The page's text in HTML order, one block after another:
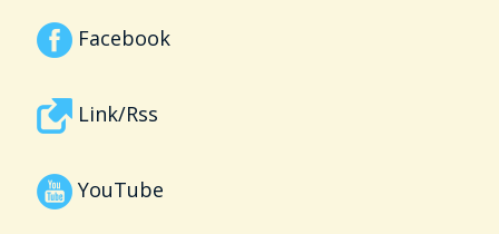
Facebook
Link/Rss
YouTube